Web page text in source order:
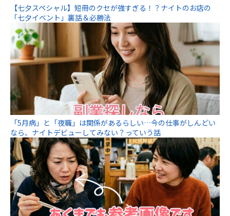
【七夕スペシャル】短冊のクセが強すぎる！？ナイトのお店の
「七夕イベント」裏話＆必勝法
「5月病」と「夜職」は関係があるらしい…今の仕事がしんどい
なら、ナイトデビューしてみない？っていう話